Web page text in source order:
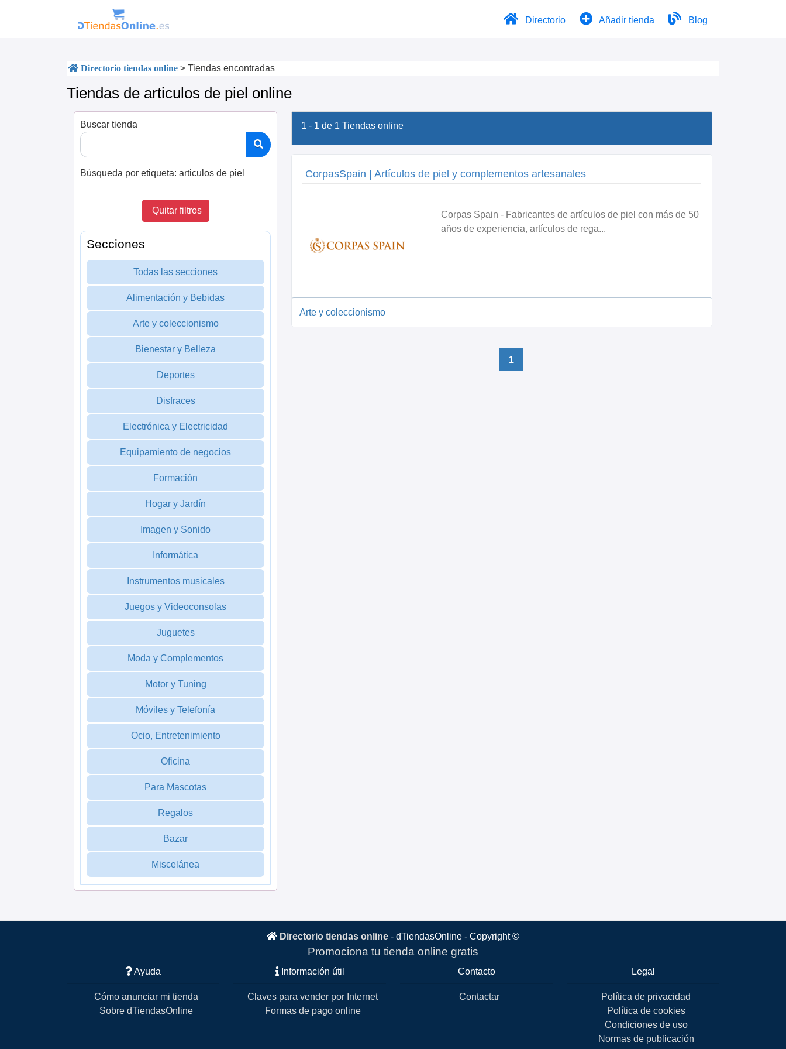
Directorio Añadir tienda Blog
Directorio tiendas online > Tiendas encontradas
Tiendas de articulos de piel online
Buscar tienda
Búsqueda por etiqueta: articulos de piel
Quitar filtros
Secciones
Todas las secciones
Alimentación y Bebidas
Arte y coleccionismo
Bienestar y Belleza
Deportes
Disfraces
Electrónica y Electricidad
Equipamiento de negocios
Formación
Hogar y Jardín
Imagen y Sonido
Informática
Instrumentos musicales
Juegos y Videoconsolas
Juguetes
Moda y Complementos
Motor y Tuning
Móviles y Telefonía
Ocio, Entretenimiento
Oficina
Para Mascotas
Regalos
Bazar
Miscelánea
1 - 1 de 1 Tiendas online
CorpasSpain | Artículos de piel y complementos artesanales
Corpas Spain - Fabricantes de artículos de piel con más de 50
años de experiencia, artículos de rega...
Arte y coleccionismo
1
Directorio tiendas online - dTiendasOnline - Copyright ©
Promociona tu tienda online gratis
Ayuda
Cómo anunciar mi tienda
Sobre dTiendasOnline
Información útil
Claves para vender por Internet
Formas de pago online
Contacto
Contactar
Legal
Política de privacidad
Política de cookies
Condiciones de uso
Normas de publicación